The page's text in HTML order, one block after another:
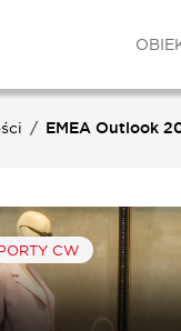
EMEA Outlook
CW